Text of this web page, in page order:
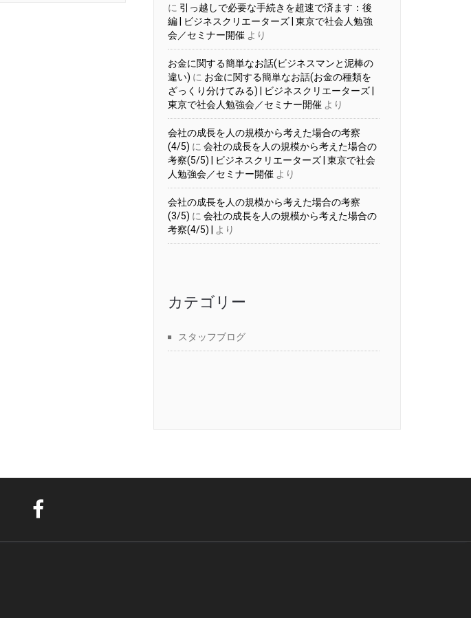
に 引っ越しで必要な手続きを超速で済ます：後
編 | ビジネスクリエーターズ | 東京で社会人勉強
会／セミナー開催 より
お金に関する簡単なお話(ビジネスマンと泥棒の
違い) に お金に関する簡単なお話(お金の種類を
ざっくり分けてみる) | ビジネスクリエーターズ |
東京で社会人勉強会／セミナー開催 より
会社の成長を人の規模から考えた場合の考察
(4/5) に 会社の成長を人の規模から考えた場合の
考察(5/5) | ビジネスクリエーターズ | 東京で社会
人勉強会／セミナー開催 より
会社の成長を人の規模から考えた場合の考察
(3/5) に 会社の成長を人の規模から考えた場合の
考察(4/5) |
より
カテゴリー
スタッフブログ